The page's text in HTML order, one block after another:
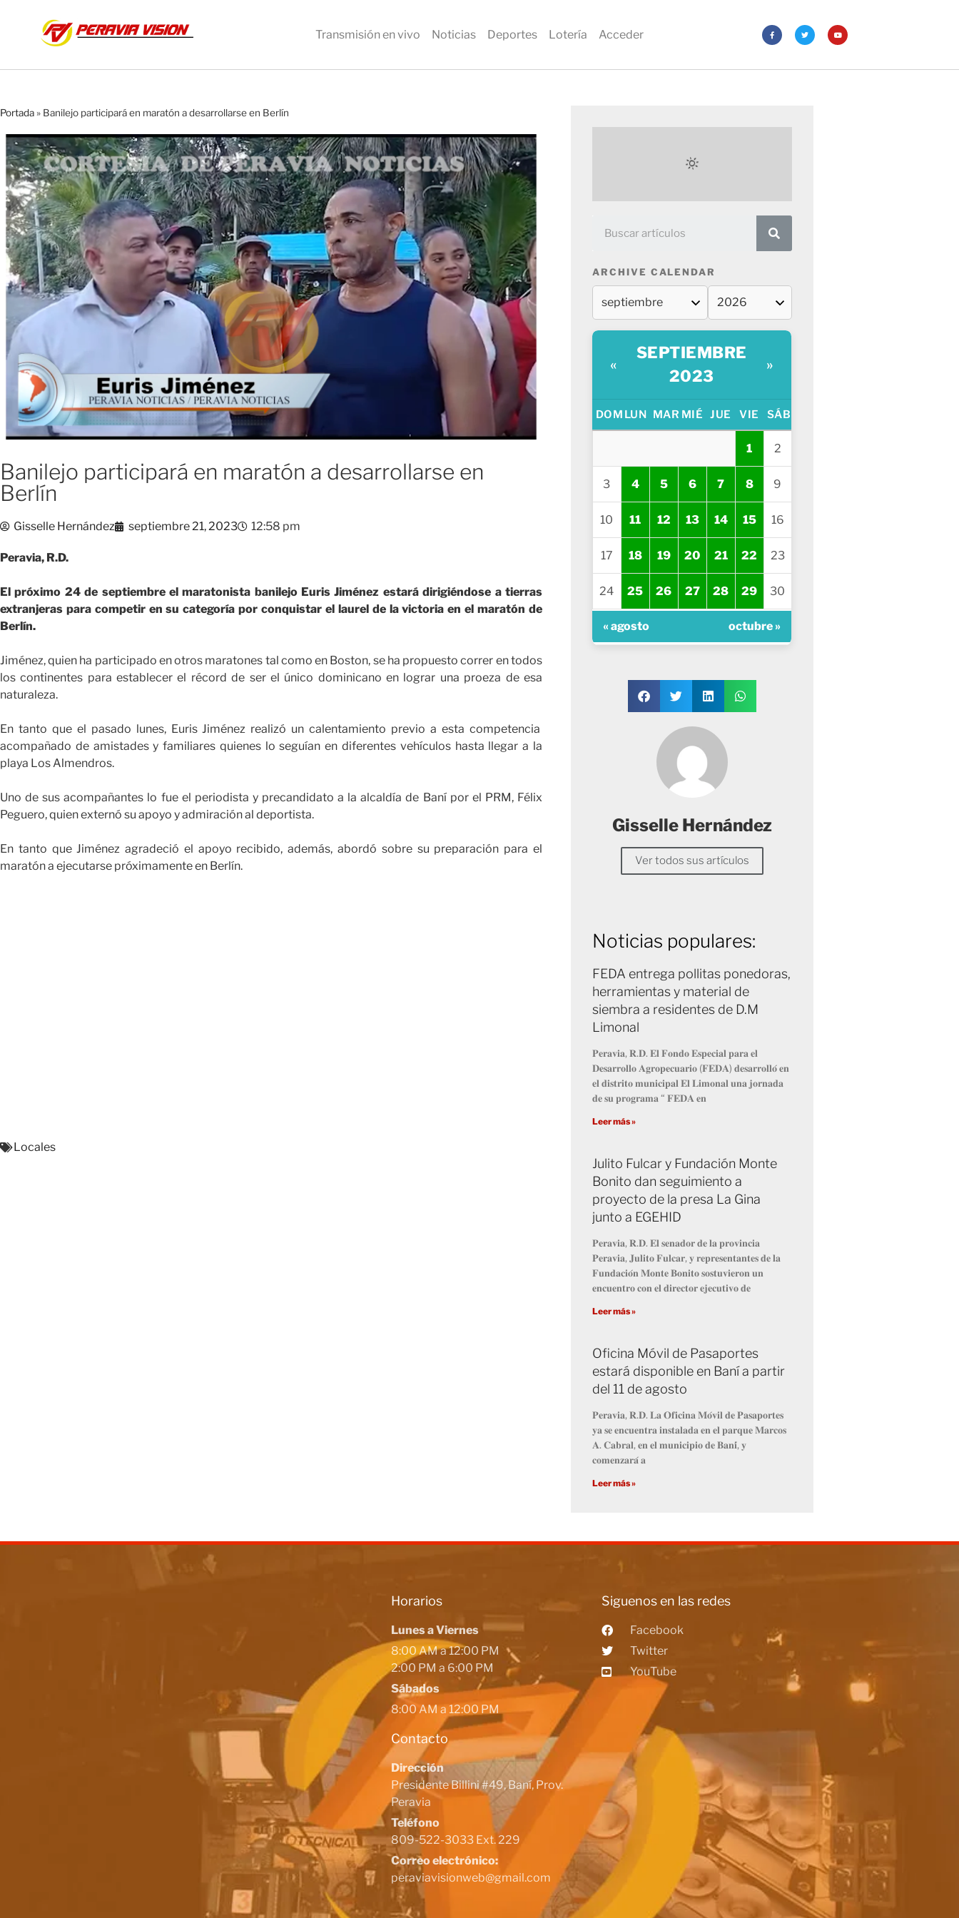
Transmisión en vivo Noticias Deportes Lotería Acceder
Portada» Banilejo participará en maratón a desarrollarse en Berlín
Banilejo participará en maratón a desarrollarse en
Berlín
Gisselle Hernández septiembre 21, 2023 12:58 pm
Peravia, R.D.
El próximo 24 de septiembre el maratonista banilejo Euris Jiménez estará dirigiéndose a tierras
extranjeras para competir en su categoría por conquistar el laurel de la victoria en el maratón de
Berlín.
Jiménez, quien ha participado en otros maratones tal como en Boston, se ha propuesto correr en todos
los continentes para establecer el récord de ser el único dominicano en lograr una proeza de esa
naturaleza.
En tanto que el pasado lunes, Euris Jiménez realizó un calentamiento previo a esta competencia
acompañado de amistades y familiares quienes lo seguían en diferentes vehículos hasta llegar a la
playa Los Almendros.
Uno de sus acompañantes lo fue el periodista y precandidato a la alcaldía de Baní por el PRM, Félix
Peguero, quien externó su apoyo y admiración al deportista.
En tanto que Jiménez agradeció el apoyo recibido, además, abordó sobre su preparación para el
maratón a ejecutarse próximamente en Berlín.
Locales
ARCHIVE CALENDAR
«
SEPTIEMBRE
2023
»
DOM LUN MAR MIÉ JUE VIE SÁB
1 2
3 4 5 6 7 8 9
10 11 12 13 14 15 16
17 18 19 20 21 22 23
24 25 26 27 28 29 30
« agosto octubre »
Gisselle Hernández
Ver todos sus artículos
Noticias populares:
FEDA entrega pollitas ponedoras,
herramientas y material de
siembra a residentes de D.M
Limonal
𝐏𝐞𝐫𝐚𝐯𝐢𝐚, 𝐑.𝐃. 𝐄𝐥 𝐅𝐨𝐧𝐝𝐨 𝐄𝐬𝐩𝐞𝐜𝐢𝐚𝐥 𝐩𝐚𝐫𝐚 𝐞𝐥
𝐃𝐞𝐬𝐚𝐫𝐫𝐨𝐥𝐥𝐨 𝐀𝐠𝐫𝐨𝐩𝐞𝐜𝐮𝐚𝐫𝐢𝐨 (𝐅𝐄𝐃𝐀) 𝐝𝐞𝐬𝐚𝐫𝐫𝐨𝐥𝐥𝐨́ 𝐞𝐧
𝐞𝐥 𝐝𝐢𝐬𝐭𝐫𝐢𝐭𝐨 𝐦𝐮𝐧𝐢𝐜𝐢𝐩𝐚𝐥 𝐄𝐥 𝐋𝐢𝐦𝐨𝐧𝐚𝐥 𝐮𝐧𝐚 𝐣𝐨𝐫𝐧𝐚𝐝𝐚
𝐝𝐞 𝐬𝐮 𝐩𝐫𝐨𝐠𝐫𝐚𝐦𝐚 “ 𝐅𝐄𝐃𝐀 𝐞𝐧
Leer más »
Julito Fulcar y Fundación Monte
Bonito dan seguimiento a
proyecto de la presa La Gina
junto a EGEHID
𝐏𝐞𝐫𝐚𝐯𝐢𝐚, 𝐑.𝐃. 𝐄𝐥 𝐬𝐞𝐧𝐚𝐝𝐨𝐫 𝐝𝐞 𝐥𝐚 𝐩𝐫𝐨𝐯𝐢𝐧𝐜𝐢𝐚
𝐏𝐞𝐫𝐚𝐯𝐢𝐚, 𝐉𝐮𝐥𝐢𝐭𝐨 𝐅𝐮𝐥𝐜𝐚𝐫, 𝐲 𝐫𝐞𝐩𝐫𝐞𝐬𝐞𝐧𝐭𝐚𝐧𝐭𝐞𝐬 𝐝𝐞 𝐥𝐚
𝐅𝐮𝐧𝐝𝐚𝐜𝐢𝐨́𝐧 𝐌𝐨𝐧𝐭𝐞 𝐁𝐨𝐧𝐢𝐭𝐨 𝐬𝐨𝐬𝐭𝐮𝐯𝐢𝐞𝐫𝐨𝐧 𝐮𝐧
𝐞𝐧𝐜𝐮𝐞𝐧𝐭𝐫𝐨 𝐜𝐨𝐧 𝐞𝐥 𝐝𝐢𝐫𝐞𝐜𝐭𝐨𝐫 𝐞𝐣𝐞𝐜𝐮𝐭𝐢𝐯𝐨 𝐝𝐞
Leer más »
Oficina Móvil de Pasaportes
estará disponible en Baní a partir
del 11 de agosto
𝐏𝐞𝐫𝐚𝐯𝐢𝐚, 𝐑.𝐃. 𝐋𝐚 𝐎𝐟𝐢𝐜𝐢𝐧𝐚 𝐌𝐨́𝐯𝐢𝐥 𝐝𝐞 𝐏𝐚𝐬𝐚𝐩𝐨𝐫𝐭𝐞𝐬
𝐲𝐚 𝐬𝐞 𝐞𝐧𝐜𝐮𝐞𝐧𝐭𝐫𝐚 𝐢𝐧𝐬𝐭𝐚𝐥𝐚𝐝𝐚 𝐞𝐧 𝐞𝐥 𝐩𝐚𝐫𝐪𝐮𝐞 𝐌𝐚𝐫𝐜𝐨𝐬
𝐀. 𝐂𝐚𝐛𝐫𝐚𝐥, 𝐞𝐧 𝐞𝐥 𝐦𝐮𝐧𝐢𝐜𝐢𝐩𝐢𝐨 𝐝𝐞 𝐁𝐚𝐧𝐢́, 𝐲
𝐜𝐨𝐦𝐞𝐧𝐳𝐚𝐫𝐚́ 𝐚
Leer más »
Horarios
Lunes a Viernes
8:00 AM a 12:00 PM
2:00 PM a 6:00 PM
Sábados
8:00 AM a 12:00 PM
Contacto
Dirección
Presidente Billini #49, Baní, Prov.
Peravia
Teléfono
809-522-3033 Ext. 229
Correo electrónico:
peraviavisionweb@gmail.com
Siguenos en las redes
Facebook
Twitter
YouTube